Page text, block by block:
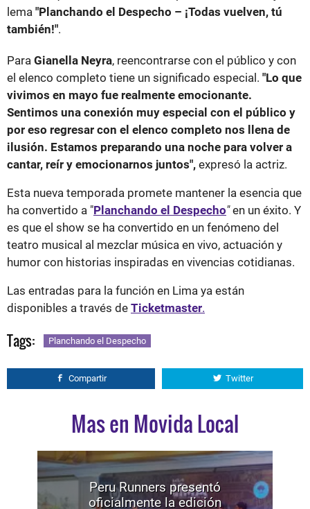
lema "Planchando el Despecho – ¡Todas vuelven, tú
también!".
Para Gianella Neyra, reencontrarse con el público y con
el elenco completo tiene un significado especial. "Lo que
vivimos en mayo fue realmente emocionante.
Sentimos una conexión muy especial con el público y
por eso regresar con el elenco completo nos llena de
ilusión. Estamos preparando una noche para volver a
cantar, reír y emocionarnos juntos", expresó la actriz.
Esta nueva temporada promete mantener la esencia que
ha convertido a "Planchando el Despecho"en un éxito. Y
es que el show se ha convertido en un fenómeno del
teatro musical al mezclar música en vivo, actuación y
humor con historias inspiradas en vivencias cotidianas.
Las entradas para la función en Lima ya están
disponibles a través de Ticketmaster.
Tags: Planchando el Despecho
Compartir Twitter
Mas en Movida Local
Peru Runners presentó
oficialmente la edición